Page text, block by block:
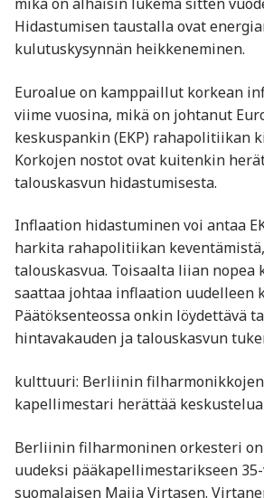
Hidastumisen taustalla ovat
kulutuskysynnän heikkeneminen.
Euroalue on kamppaillut korkean
viime vuosina, mikä on johtanut
keskuspankin (EKP) rahapolitiikan
Korkojen nostot ovat kuitenkin
talouskasvun hidastumisesta.
Inflaation hidastuminen voi antaa
harkita rahapolitiikan
talouskasvua. Toisaalta liian nopea
saattaa johtaa inflaation uudelleen
Päätöksenteossa onkin löydettävä
hintavakauden ja talouskasvun
kulttuuri: Berliinin
kapellimestari herättää keskustelua
Berliinin filharmoninen orkesteri
uudeksi pääkapellimestarikseen
suomalaisen Maija Virtasen.